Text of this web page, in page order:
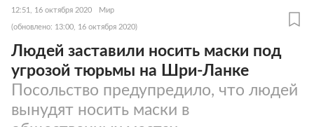
12:51, 16 октября 2020 Мир
(обновлено: 13:00, 16 октября 2020)
Людей заставили носить маски под
угрозой тюрьмы на Шри-Ланке
Посольство предупредило, что людей
вынудят носить маски в